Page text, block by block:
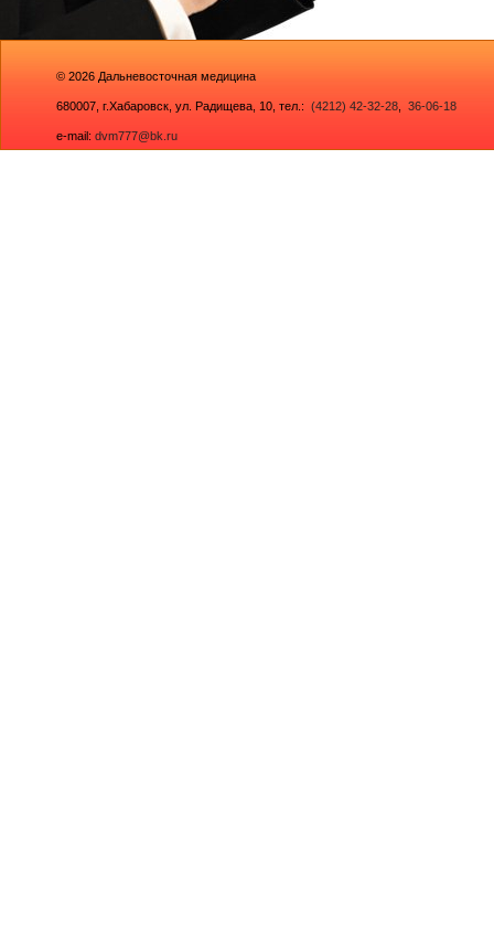
© 2026 Дальневосточная медицина
680007, г.Хабаровск, ул. Радищева, 10 , тел.: (4212) 42-32-28 36-06-18
e-mail: dvm777@bk.ru